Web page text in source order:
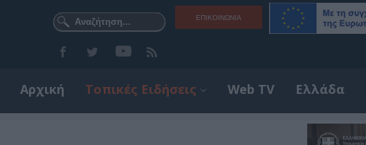
ΕΠΙΚΟΙΝΩΝΊΑ
Αρχική Τοπικές Ειδήσεις Web TV Ελλάδα